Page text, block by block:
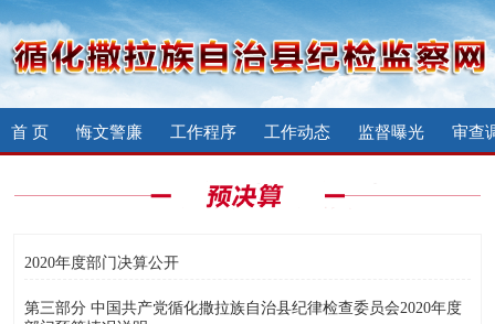
首 页 悔文警廉 工作程序 工作动态 监督曝光 审查
2020年度部门决算公开
第三部分 中国共产党循化撒拉族自治县纪律检查委员会2020年度